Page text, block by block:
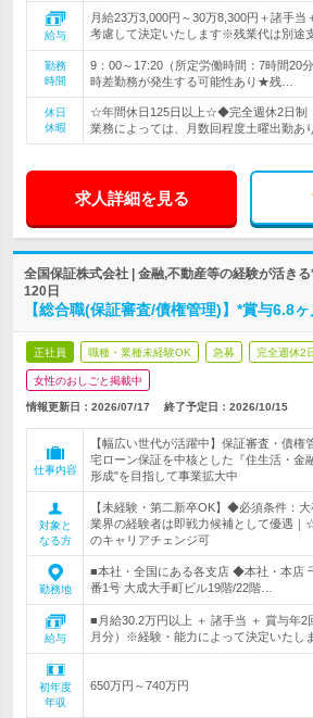
給与
月給23万3,000円～30万8,300円＋諸手
考慮して決定いたします※残業代は別途
勤務
時間
9：00～17:20（所定労働時間：7時間20
時差勤務が発生する可能性あり★残…
休日
休暇
☆年間休日125日以上☆◆完全週休2日制
業務によっては、月数回程度土曜出勤あ
求人詳細を見る
全国保証株式会社 | 金融,不動産等の経験が活き
120日
【総合職(保証審査/債権管理)】*賞与6.8
正社員 職種・業種未経験OK 急募 完全週休2
女性のおしごと掲載中
情報更新日：2026/07/17 終了予定日： 2026/10/15
仕事内容
【幅広い世代が活躍中】保証審査・債
宅ローン保証を中核とした『住生活・金
形成"を目指して事業拡大中
対象と
なる方
【未経験・第二新卒OK】◆必須条件：
業界の経験者は即戦力候補として優遇
のキャリアチェンジ可
勤務地
■本社・全国にある各支店 ◆本社・本店
番1号 大成大手町ビル19階/22階…
給与
■月給30.2万円以上 ＋ 諸手当 ＋ 賞与年2
月分）※経験・能力によって決定いたし
初年度
年収
650万円～740万円